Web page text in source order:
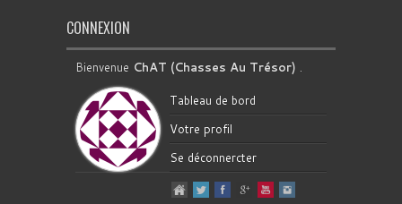
CONNEXION
Bienvenue ChAT (Chasses Au Trésor) .
Tableau de bord
Votre profil
Se déconnercter